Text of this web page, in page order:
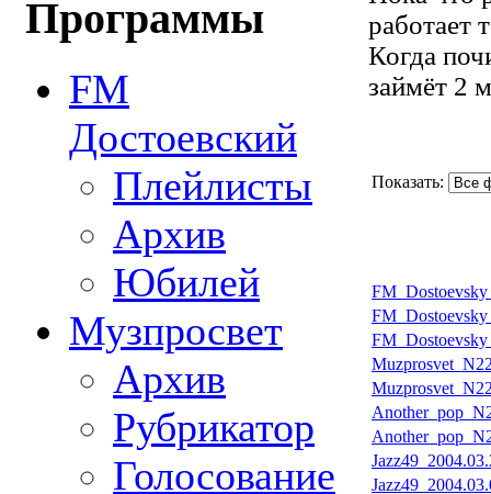
Программы
FM
Достоевский
Плейлисты
Архив
Юбилей
Музпросвет
Архив
Рубрикатор
Голосование
работает
Когда
займёт 2
Показать: